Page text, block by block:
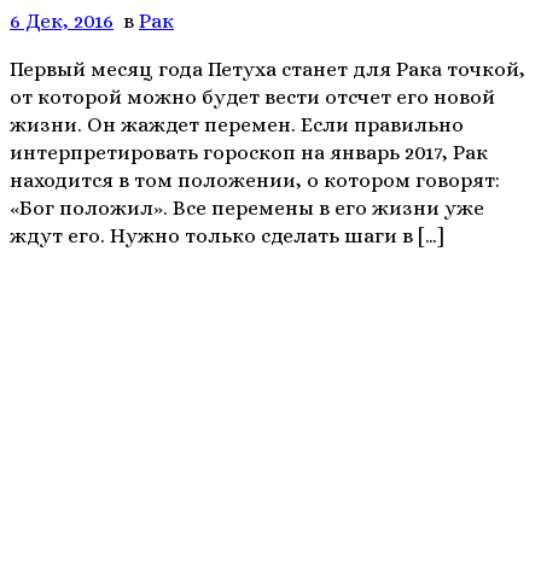
6 Дек, 2016 в Рак
Первый месяц года Петуха станет для Рака точкой,
от которой можно будет вести отсчет его новой
жизни. Он жаждет перемен. Если правильно
интерпретировать гороскоп на январь 2017, Рак
находится в том положении, о котором говорят:
«Бог положил». Все перемены в его жизни уже
ждут его. Нужно только сделать шаги в […]